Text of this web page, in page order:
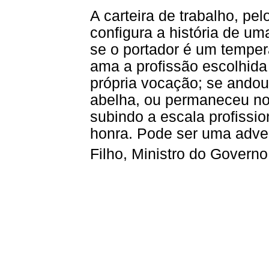
A carteira de trabalho,
configura a história de
se o portador é um
ama a profissão
própria vocação; se
abelha, ou permaneceu
subindo a escala
honra. Pode ser uma
Filho, Ministro do